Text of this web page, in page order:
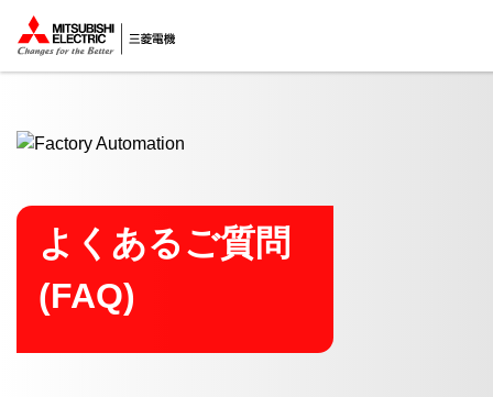
ここから本文
よくあるご質問
(FAQ)